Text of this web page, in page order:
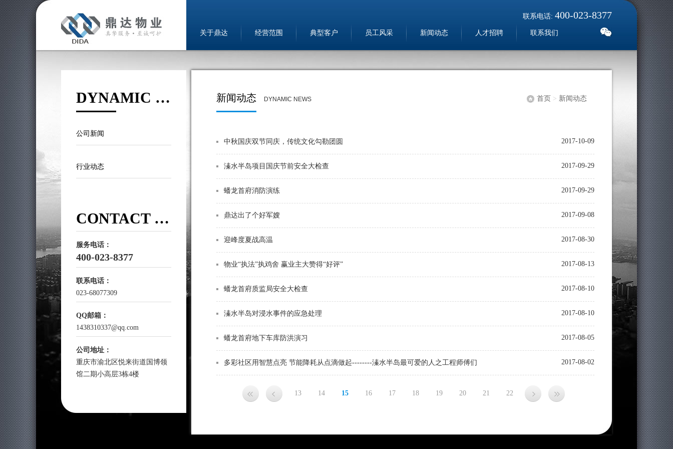
联系电话: 400-023-8377
关于鼎达 经营范围 典型客户 员工风采 新闻动态 人才招聘 联系我们
DYNAMIC NEWS
公司新闻
行业动态
CONTACT US
服务电话：
400-023-8377
联系电话：
023-68077309
QQ邮箱：
1438310337@qq.com
公司地址：
重庆市渝北区悦来街道国博领
馆二期小高层3栋4楼
新闻动态 DYNAMIC NEWS 首页 > 新闻动态
中秋国庆双节同庆，传统文化勾勒团圆 2017-10-09
溱水半岛项目国庆节前安全大检查 2017-09-29
蟠龙首府消防演练 2017-09-29
鼎达出了个好军嫂 2017-09-08
迎峰度夏战高温 2017-08-30
物业“执法”执鸡舍 赢业主大赞得“好评” 2017-08-13
蟠龙首府质监局安全大检查 2017-08-10
溱水半岛对浸水事件的应急处理 2017-08-10
蟠龙首府地下车库防洪演习 2017-08-05
多彩社区用智慧点亮 节能降耗从点滴做起--------溱水半岛最可爱的人之工程师傅们 2017-08-02
13 14 15 16 17 18 19 20 21 22